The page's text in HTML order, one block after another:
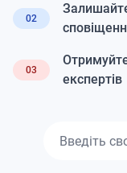
02
03
експертів